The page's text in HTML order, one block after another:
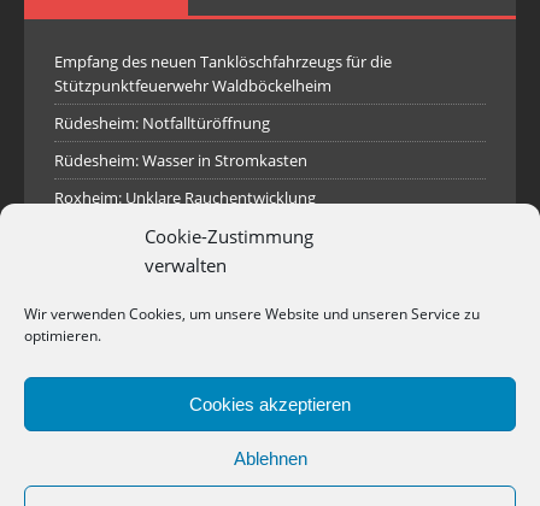
Cookie-Zustimmung
verwalten
Wir verwenden Cookies, um unsere Website und unseren Service zu
optimieren.
Cookies akzeptieren
Ablehnen
Empfang des neuen Tanklöschfahrzeugs für die
Stützpunktfeuerwehr Waldböckelheim
Rüdesheim: Notfalltüröffnung
Rüdesheim: Wasser in Stromkasten
Roxheim: Unklare Rauchentwicklung
Sprendlingen: Überörtliche Hilfe bei Industriebrand in
Sprendlingen
Rüdesheim: Aufgerissener Dieseltank
Industriepark Pferdsfeld: Brand eines Holzpolter